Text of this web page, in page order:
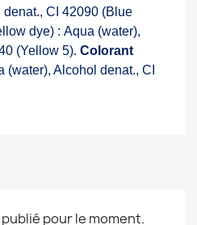
CI 42090 (Blue
dye) : Aqua (water),
(Yellow 5). Colorant
(water), Alcohol denat., CI
pour le moment.